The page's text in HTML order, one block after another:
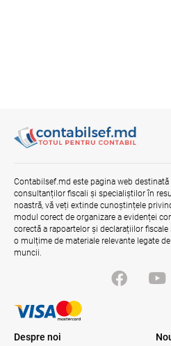
Contabilsef.md este pagina web
consultanților fiscali și specialiștilor în
noastră, vă veți extinde cunoștințele
modul corect de organizare a evidenței
corectă a rapoartelor și declarațiilor
o mulțime de materiale relevante legate
muncii.
Despre noi